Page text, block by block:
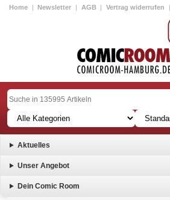
Home | Newsletter | AGB | Vertrag widerrufen |
Aktuelles
Unser Angebot
Dein Comic Room